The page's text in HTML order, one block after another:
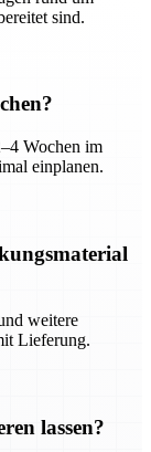
sind.
Wochen im
einplanen.
weitere
Lieferung.
lassen?